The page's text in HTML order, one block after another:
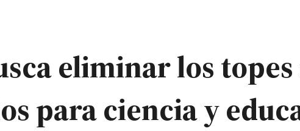
eliminar los
para ciencia y